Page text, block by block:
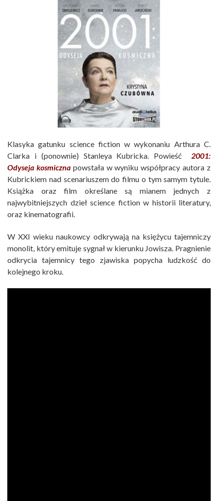
Klasyka gatunku science fiction w wykonaniu Arthura C.
Clarka i (ponownie) Stanleya Kubricka. Powieść 2001:
Odyseja kosmicznapowstała w wyniku współpracy autora z
Kubrickiem nad scenariuszem do filmu o tym samym tytule.
Książka oraz film określane są mianem jednych z
najwybitniejszych dzieł science fiction w historii literatury,
oraz kinematografii.
W XXI wieku naukowcy odkrywają na księżycu tajemniczy
monolit, który emituje sygnał w kierunku Jowisza. Pragnienie
odkrycia tajemnicy tego zjawiska popycha ludzkość do
kolejnego kroku.